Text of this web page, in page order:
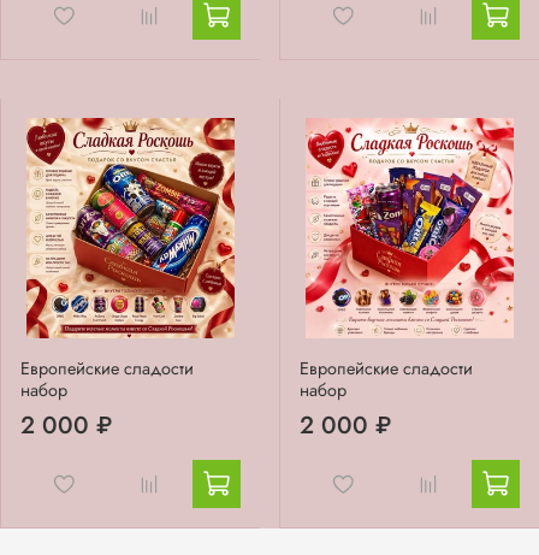
Европейские сладости
набор
2 000 ₽
Европейские сладости
набор
2 000 ₽